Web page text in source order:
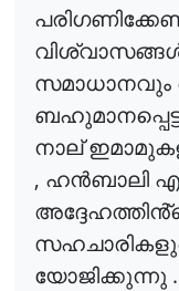
സമാധാനവും
നാല്
, ഹൻബാലി
യോജിക്കുന്നു .